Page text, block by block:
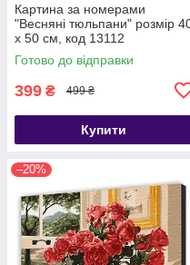
Картина за номерами
"Весняні тюльпани" розмір
х 50 см, код 13112
Готово до відправки
399 ₴ 499 ₴
Купити
–20%